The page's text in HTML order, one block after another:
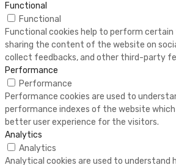
Functional
Functional
Functional cookies help to perform
sharing the content of the website on
collect feedbacks, and other third-party
Performance
Performance
Performance cookies are used to
performance indexes of the website which
better user experience for the visitors.
Analytics
Analytics
Analytical cookies are used to understand